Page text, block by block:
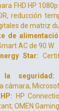
FHD HP
reducción
de matriz
de
AC de 90 W
Star:
seguridad:
cámara;
HP
OMEN